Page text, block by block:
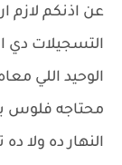
عن اذنكم لازم
التسجيلات
الوحيد اللي
محتاجه
النهار ده ولا